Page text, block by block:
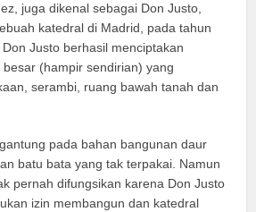
juga dikenal sebagai Don Justo,
katedral di Madrid, pada tahun
Justo berhasil menciptakan
(hampir sendirian) yang
serambi, ruang bawah tanah dan
pada bahan bangunan daur
batu bata yang tak terpakai. Namun
pernah difungsikan karena Don Justo
izin membangun dan katedral